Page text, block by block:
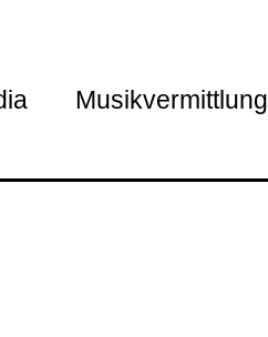
Musikvermittlung